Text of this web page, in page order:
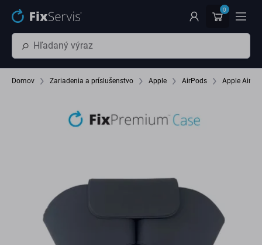
Preskočiť na hlavný obsah 0
Domov Zariadenia a príslušenstvo Apple AirPods Apple